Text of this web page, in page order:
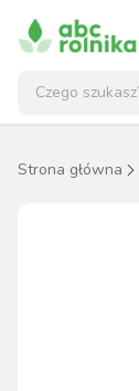
Strona główna